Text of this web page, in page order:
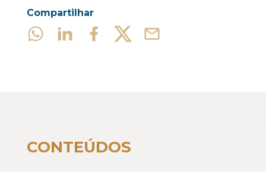
Compartilhar
CONTEÚDOS